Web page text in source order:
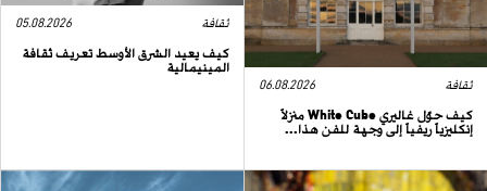
ثقافة 06.08.2026
كيف حوّل غاليري White Cube منزلاً
إنكليزياً ريفياً إلى وجهة للفن هذا...
ثقافة 05.08.2026
كيف يعيد الشرق الأوسط تعريف ثقافة
المينيمالية